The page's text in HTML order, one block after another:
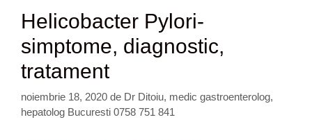
Helicobacter Pylori-
simptome, diagnostic,
tratament
noiembrie 18, 2020 de Dr Ditoiu, medic gastroenterolog,
hepatolog Bucuresti 0758 751 841